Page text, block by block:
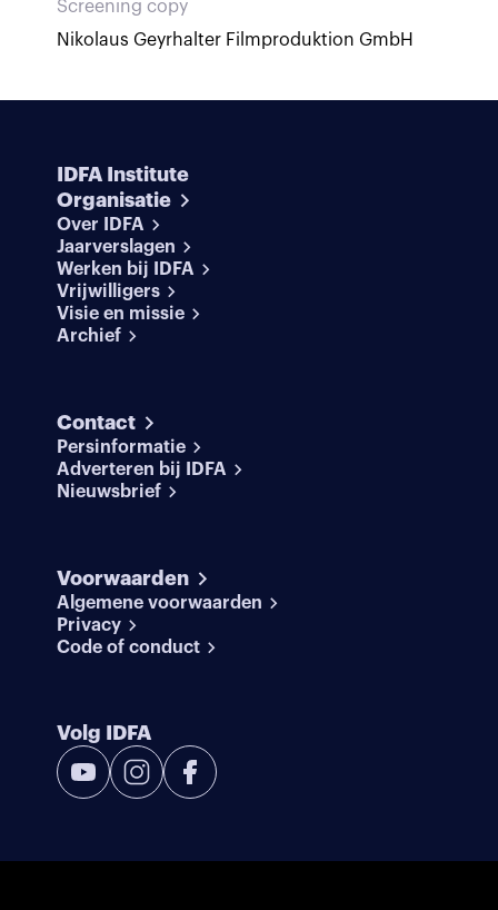
Screening copy
Nikolaus Geyrhalter Filmproduktion GmbH
IDFA Institute
Organisatie
Over IDFA
Jaarverslagen
Werken bij IDFA
Vrijwilligers
Visie en missie
Archief
Contact
Persinformatie
Adverteren bij IDFA
Nieuwsbrief
Voorwaarden
Algemene voorwaarden
Privacy
Code of conduct
Volg IDFA